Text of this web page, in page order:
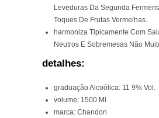
Leveduras Da Segunda
Toques De Frutas Vermelhas.
harmoniza Tipicamente Com
Neutros E Sobremesas Não
detalhes:
graduação Alcoólica: 11 9% Vol.
volume: 1500 Ml.
marca: Chandon